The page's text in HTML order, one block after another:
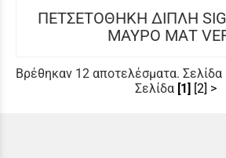
ΠΕΤΣΕΤΟΘΗΚΗ ΔΙΠΛΗ
ΜΑΥΡΟ ΜΑΤ
Βρέθηκαν 12 αποτελέσματα. Σελίδα
Σελίδα [1] [2] >